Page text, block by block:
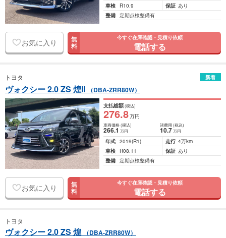
車検 R10.9 保証 あり
整備 定期点検整備有
お気に入り 無
料
今すぐ在庫確認・見積り依頼
電話する
トヨタ 新着
ヴォクシー 2.0 ZS 煌II （DBA-ZRR80W）
支払総額(税込)
276.8万円
車両価格(税込)
266.1万円
諸費用 (税込)
10.7 万円
年式 2019(R1) 走行 4万km
車検
R08.11 保証 あり
整備 定期点検整備有
お気に入り 無
料
今すぐ在庫確認・見積り依頼
電話する
トヨタ
ヴォクシー 2.0 ZS 煌 （DBA-ZRR80W）